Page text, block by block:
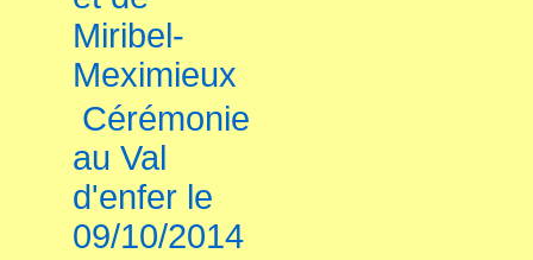
Miribel-
Meximieux
Cérémonie
au Val
d'enfer le
09/10/2014